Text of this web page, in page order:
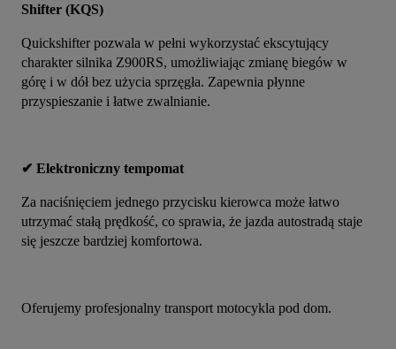
Shifter (KQS)
Quickshifter pozwala w pełni wykorzystać ekscytujący
charakter silnika Z900RS, umożliwiając zmianę biegów w
górę i w dół bez użycia sprzęgła. Zapewnia płynne
przyspieszanie i łatwe zwalnianie.
✔ Elektroniczny tempomat
Za naciśnięciem jednego przycisku kierowca może łatwo
utrzymać stałą prędkość, co sprawia, że jazda autostradą staje
się jeszcze bardziej komfortowa.
Oferujemy profesjonalny transport motocykla pod dom.